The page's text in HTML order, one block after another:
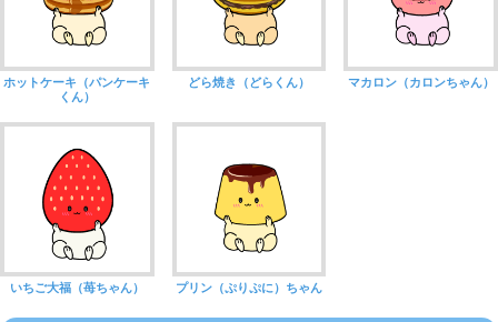
ホットケーキ（パンケーキ
くん）
どら焼き（どらくん） マカロン（カロンちゃん）
いちご大福（苺ちゃん） プリン（ぷりぷに）ちゃん